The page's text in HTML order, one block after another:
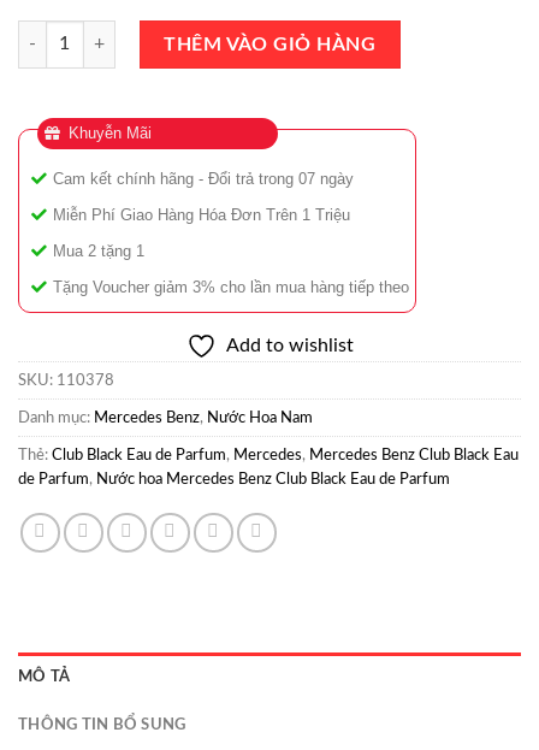
Nước Hoa Mercedes Benz Club Black Eau de Parfum 100ml Chính
THÊM VÀO GIỎ HÀNG
Khuyễn Mãi
Cam kết chính hãng - Đổi trả trong 07 ngày
Miễn Phí Giao Hàng Hóa Đơn Trên 1 Triệu
Mua 2 tặng 1
Tặng Voucher giảm 3% cho lần mua hàng tiếp theo
Add to wishlist
SKU: 110378
Danh mục: Mercedes Benz, Nước Hoa Nam
Thẻ: Club Black Eau de Parfum, Mercedes, Mercedes Benz Club Black Eau
de Parfum, Nước hoa Mercedes Benz Club Black Eau de Parfum
MÔ TẢ
THÔNG TIN BỔ SUNG